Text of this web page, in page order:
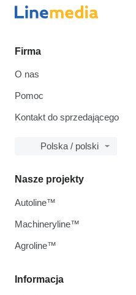
Firma
O nas
Pomoc
Kontakt do sprzedającego
Polska / polski
Informacja
Nasze projekty
Autoline™
Machineryline™
Agroline™